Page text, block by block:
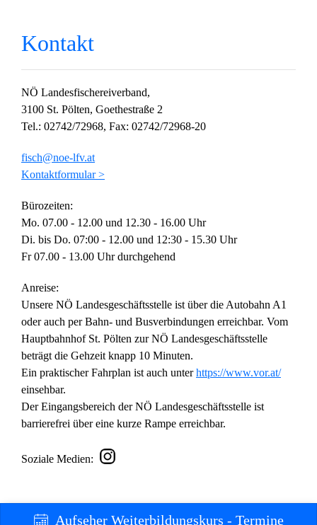
Kontakt
NÖ Landesfischereiverband,
3100 St. Pölten, Goethestraße 2
Tel.: 02742/72968, Fax: 02742/72968-20
fisch@noe-lfv.at
Kontaktformular >
Bürozeiten:
Mo. 07.00 - 12.00 und 12.30 - 16.00 Uhr
Di. bis Do. 07:00 - 12.00 und 12:30 - 15.30 Uhr
Fr 07.00 - 13.00 Uhr durchgehend
Anreise:
Unsere NÖ Landesgeschäftsstelle ist über die Autobahn A1
oder auch per Bahn- und Busverbindungen erreichbar. Vom
Hauptbahnhof St. Pölten zur NÖ Landesgeschäftsstelle
beträgt die Gehzeit knapp 10 Minuten.
Ein praktischer Fahrplan ist auch unterhttps://www.vor.at/
einsehbar.
Der Eingangsbereich der NÖ Landesgeschäftsstelle ist
barrierefrei über eine kurze Rampe erreichbar.
Soziale Medien:
Aufseher Weiterbildungskurs - Termine